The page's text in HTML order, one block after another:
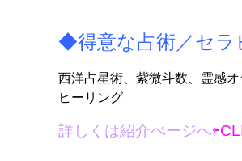
◆得意な占術／セラ
西洋占星術、紫微斗数、霊感
ヒーリング
詳しくは紹介ぺージへ